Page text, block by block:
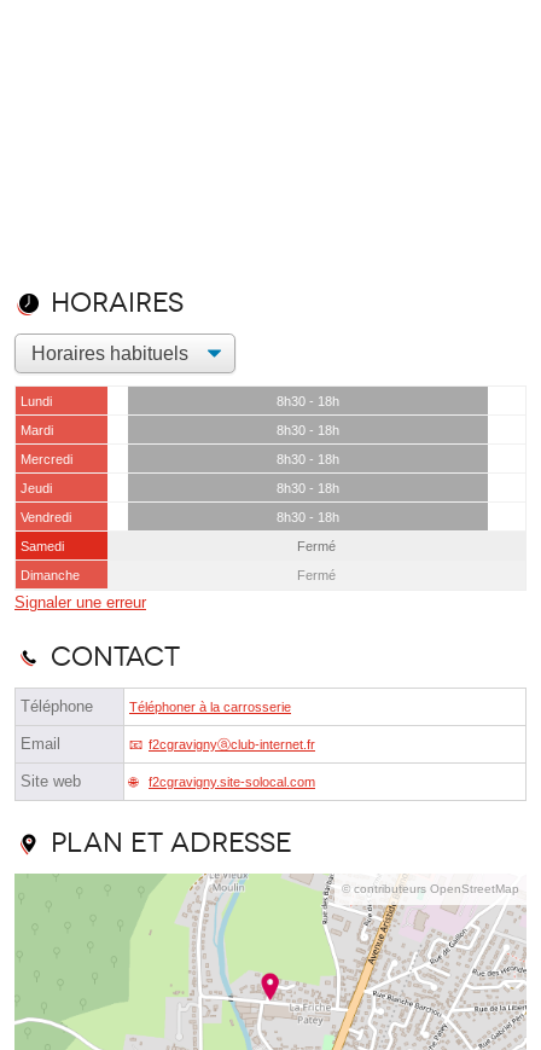
Horaires
Lundi
8h30 - 18h
Mardi
8h30 - 18h
Mercredi
8h30 - 18h
Jeudi
8h30 - 18h
Vendredi
8h30 - 18h
Samedi
Fermé
Dimanche
Fermé
Signaler une erreur
Contact
Téléphone Téléphoner à la carrosserie
Email f2cgravignyⓐclub-internet.fr
Site web f2cgravigny.site-solocal.com
Plan et adresse
© contributeurs OpenStreetMap